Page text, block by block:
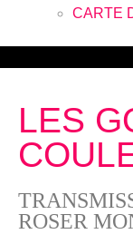
CARTE
LES
ROSER